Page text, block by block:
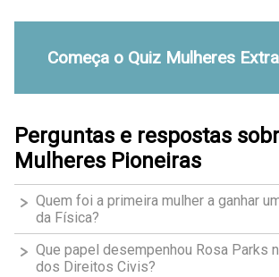
Começa o Quiz Mulheres
Perguntas e respostas
Mulheres Pioneiras
Quem foi a primeira mulher a ganhar
da Física?
Que papel desempenhou Rosa Parks
dos Direitos Civis?